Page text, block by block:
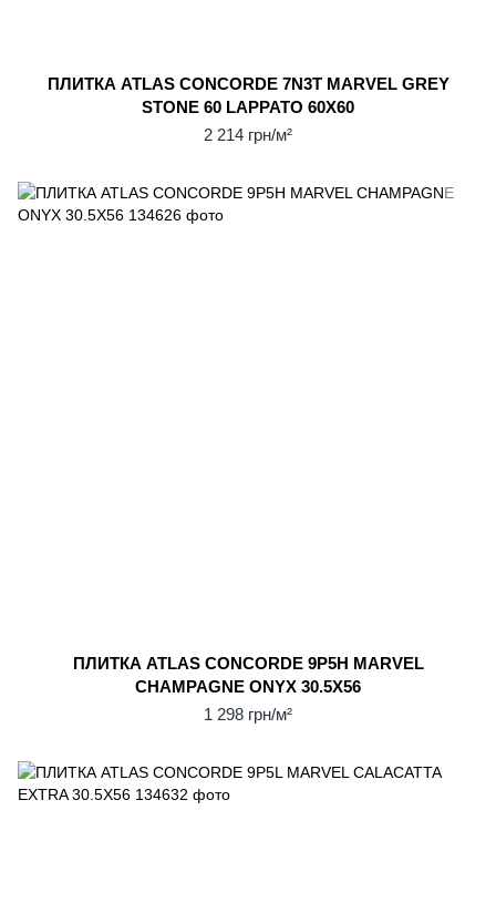
ПЛИТКА ATLAS CONCORDE 7N3T MARVEL GREY
STONE 60 LAPPATO 60X60
2 214 грн/м²
ПЛИТКА ATLAS CONCORDE 9P5H MARVEL
CHAMPAGNE ONYX 30.5Х56
1 298 грн/м²